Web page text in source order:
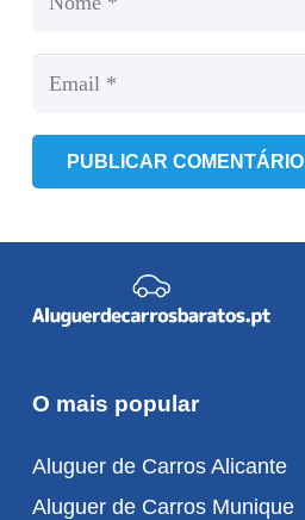
PUBLICAR COMENTÁRIO
O mais popular
Aluguer de Carros Alicante
Aluguer de Carros Munique